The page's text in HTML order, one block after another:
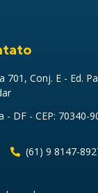
701, Conj. E - Ed.
- DF - CEP: 70340-
(61) 9 8147-